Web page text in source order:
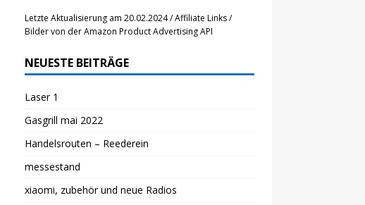
Letzte Aktualisierung am 20.02.2024 / Affiliate Links /
Bilder von der Amazon Product Advertising API
NEUESTE BEITRÄGE
Laser 1
Gasgrill mai 2022
Handelsrouten – Reederein
messestand
xiaomi, zubehör und neue Radios